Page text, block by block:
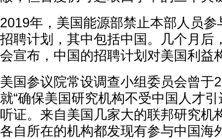
2019年，美国能源部禁止本部人员
招聘计划，其中包括中国。几个月后
会宣布，中国的招聘计划对美国利益
美国参议院常设调查小组委员会曾于
就“确保美国研究机构不受中国人才
听证。来自美国几家大的联邦研究机
各自所在的机构都发现有参与中国海